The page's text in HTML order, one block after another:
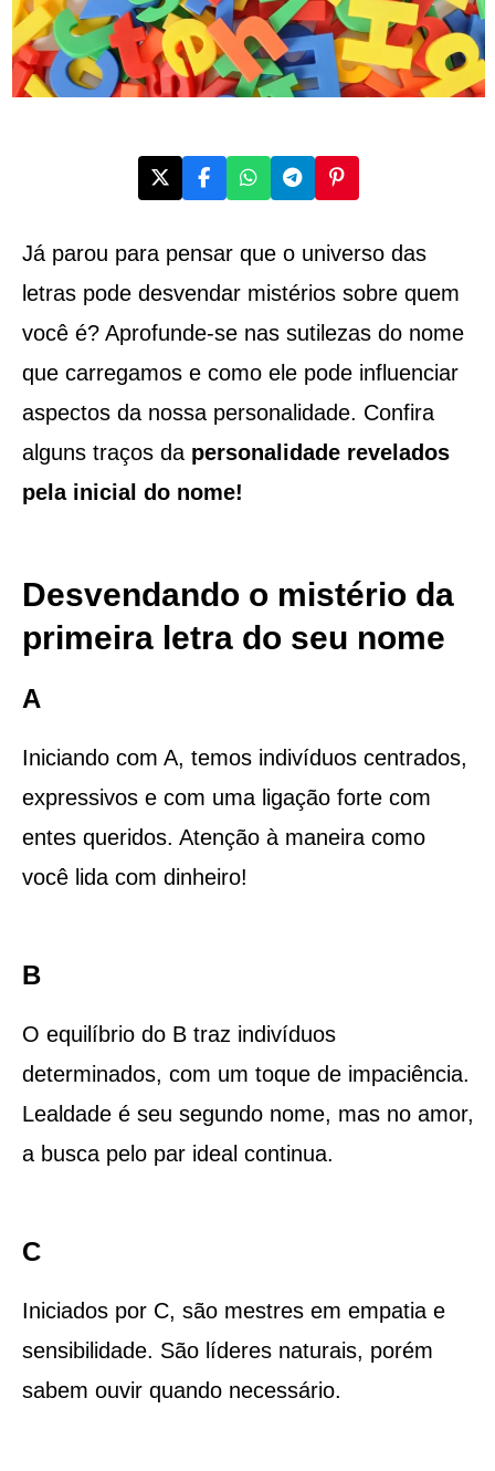
Já parou para pensar que o universo das
letras pode desvendar mistérios sobre quem
você é? Aprofunde-se nas sutilezas do nome
que carregamos e como ele pode influenciar
aspectos da nossa personalidade. Confira
alguns traços da personalidade revelados
pela inicial do nome!
Desvendando o mistério da
primeira letra do seu nome
A
Iniciando com A, temos indivíduos centrados,
expressivos e com uma ligação forte com
entes queridos. Atenção à maneira como
você lida com dinheiro!
B
O equilíbrio do B traz indivíduos
determinados, com um toque de impaciência.
Lealdade é seu segundo nome, mas no amor,
a busca pelo par ideal continua.
C
Iniciados por C, são mestres em empatia e
sensibilidade. São líderes naturais, porém
sabem ouvir quando necessário.